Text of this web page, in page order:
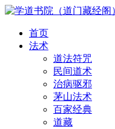
首页
法术
道法符咒
民间道术
治病驱邪
茅山法术
百家经典
道藏